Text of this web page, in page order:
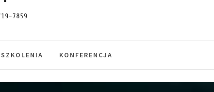
SZKOLENIA KONFERENCJA